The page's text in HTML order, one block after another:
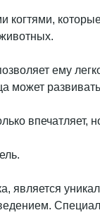
ему
впечатляет,
является